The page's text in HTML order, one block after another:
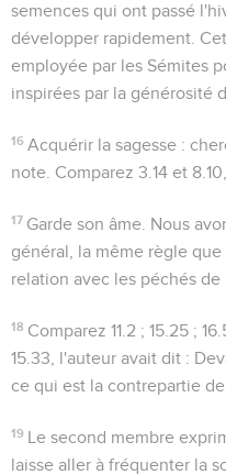
semences qui ont passé
développer rapidement.
employée par les Sémites
inspirées par la générosité
16 Acquérir la sagesse :
note. Comparez 3.14 et
17 Garde son âme . Nous
général, la même règle que
relation avec les péchés de
18 Comparez11.2 ; 15.25 ;
15.33 , l'auteur avait dit :
ce qui est la contrepartie
19 Le second membre
laisse aller à fréquenter la